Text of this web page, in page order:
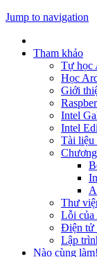
Jump to navigation
Tham khảo
Tự học
Học
Giới
Intel
Intel
Tài liệu
Thư
Lỗi của
Điện tử
Lập
Nào cùng làm!